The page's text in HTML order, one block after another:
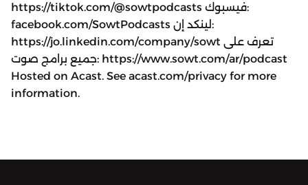
https://tiktok.com/@sowtpodcasts فيسبوك:
facebook.com/SowtPodcasts لينكد إن:
https://jo.linkedin.com/company/sowt تعرف على
جميع برامج صوت: https://www.sowt.com/ar/podcast
Hosted on Acast. See acast.com/privacy for more
information.